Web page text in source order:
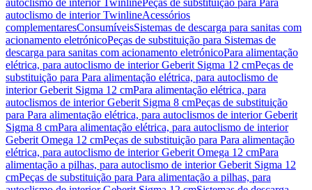
autoclismo de interior TwinlinePeças de substituição para Para
autoclismo de interior TwinlineAcessórios
complementaresConsumíveisSistemas de descarga para sanitas com
acionamento eletrónicoPeças de substituição para Sistemas de
descarga para sanitas com acionamento eletrónicoPara alimentação
elétrica, para autoclismo de interior Geberit Sigma 12 cmPeças de
substituição para Para alimentação elétrica, para autoclismo de
interior Geberit Sigma 12 cmPara alimentação elétrica, para
autoclismos de interior Geberit Sigma 8 cmPeças de substituição
para Para alimentação elétrica, para autoclismos de interior Geberit
Sigma 8 cmPara alimentação elétrica, para autoclismo de interior
Geberit Omega 12 cmPeças de substituição para Para alimentação
elétrica, para autoclismo de interior Geberit Omega 12 cmPara
alimentação a pilhas, para autoclismo de interior Geberit Sigma 12
cmPeças de substituição para Para alimentação a pilhas, para